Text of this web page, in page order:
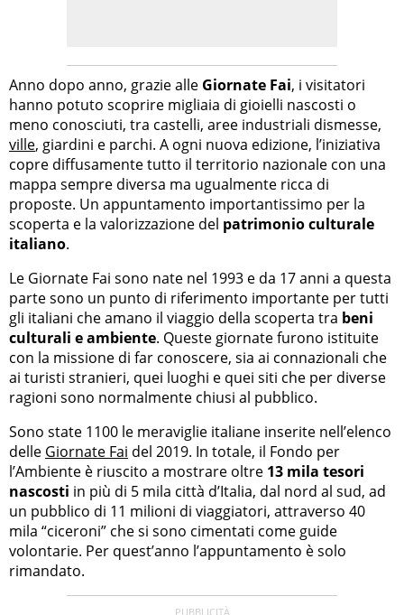
Anno dopo anno, grazie alle Giornate Fai, i visitatori
hanno potuto scoprire migliaia di gioielli nascosti o
meno conosciuti, tra castelli, aree industriali dismesse,
ville, giardini e parchi. A ogni nuova edizione, l’iniziativa
copre diffusamente tutto il territorio nazionale con una
mappa sempre diversa ma ugualmente ricca di
proposte. Un appuntamento importantissimo per la
scoperta e la valorizzazione del patrimonio culturale
italiano.
Le Giornate Fai sono nate nel 1993 e da 17 anni a questa
parte sono un punto di riferimento importante per tutti
gli italiani che amano il viaggio della scoperta tra beni
culturali e ambiente. Queste giornate furono istituite
con la missione di far conoscere, sia ai connazionali che
ai turisti stranieri, quei luoghi e quei siti che per diverse
ragioni sono normalmente chiusi al pubblico.
Sono state 1100 le meraviglie italiane inserite nell’elenco
delle Giornate Fai del 2019. In totale, il Fondo per
l’Ambiente è riuscito a mostrare oltre 13 mila tesori
nascosti in più di 5 mila città d’Italia, dal nord al sud, ad
un pubblico di 11 milioni di viaggiatori, attraverso 40
mila “ciceroni” che si sono cimentati come guide
volontarie. Per quest’anno l’appuntamento è solo
rimandato.